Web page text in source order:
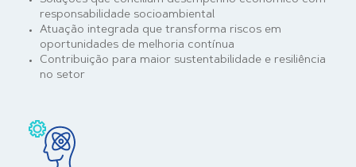
responsabilidade socioambiental
Atuação integrada que transforma riscos em
oportunidades de melhoria contínua
Contribuição para maior sustentabilidade e resiliência
no setor